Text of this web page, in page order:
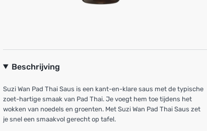
Beschrijving
Suzi Wan Pad Thai Saus is een kant-en-klare saus met de typische
zoet-hartige smaak van Pad Thai. Je voegt hem toe tijdens het
wokken van noedels en groenten. Met Suzi Wan Pad Thai Saus zet
je snel een smaakvol gerecht op tafel.